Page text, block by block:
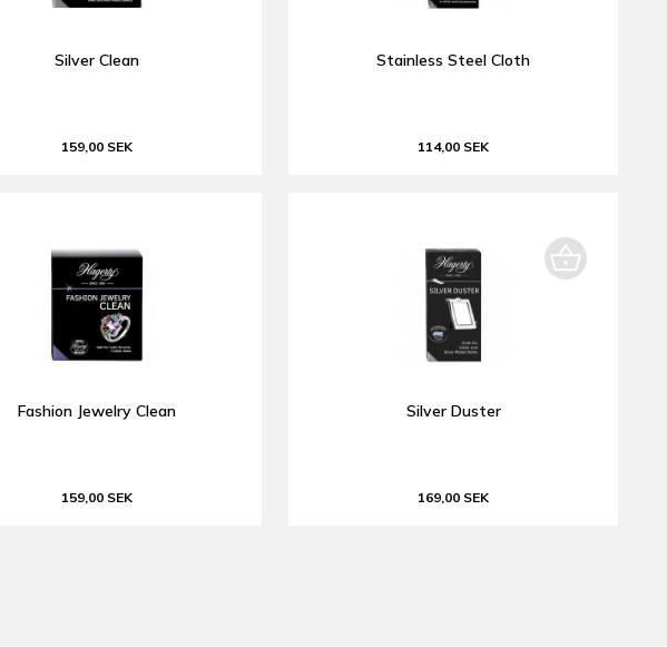
Silver Clean
159,00 SEK
Stainless Steel Cloth
114,00 SEK
Fashion Jewelry Clean
159,00 SEK
Silver Duster
169,00 SEK